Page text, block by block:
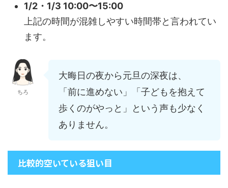
1/2・1/3 10:00〜15:00
上記の時間が混雑しやすい時間帯と言われてい
ます。
ちろ
大晦日の夜から元旦の深夜は、
「前に進めない」「子どもを抱えて
歩くのがやっと」という声も少なく
ありません。
比較的空いている狙い目